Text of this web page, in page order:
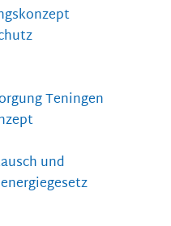
Teningen
und